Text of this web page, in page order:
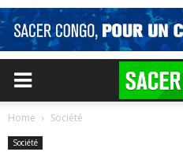
Home Société
Société